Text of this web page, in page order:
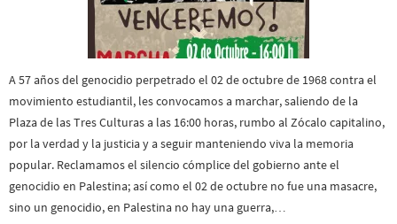
A 57 años del genocidio perpetrado el 02 de octubre de 1968 contra el
movimiento estudiantil, les convocamos a marchar, saliendo de la
Plaza de las Tres Culturas a las 16:00 horas, rumbo al Zócalo capitalino,
por la verdad y la justicia y a seguir manteniendo viva la memoria
popular. Reclamamos el silencio cómplice del gobierno ante el
genocidio en Palestina; así como el 02 de octubre no fue una masacre,
sino un genocidio, en Palestina no hay una guerra,…